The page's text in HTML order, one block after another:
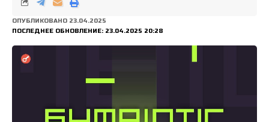
ПОСЛЕДНЕЕ ОБНОВЛЕНИЕ: 23.04.2025 20:28
ОПУБЛИКОВАНО 23.04.2025